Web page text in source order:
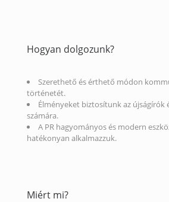
Hogyan dolgozunk?
Szerethető és érthető módon
történetét.
Élményeket biztosítunk az újságírók
számára.
A PR hagyományos és modern
hatékonyan alkalmazzuk.
Miért mi?